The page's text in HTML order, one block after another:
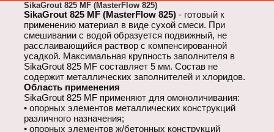
SikaGrout 825 MF (MasterFlow 825)
SikaGrout 825 MF (MasterFlow 825) - готовый к
применению материал в виде сухой смеси. При
смешивании с водой образуется подвижный, не
расслаивающийся раствор c компенсированной
усадкой. Максимальная крупность заполнителя в
SikaGrout 825 MF составляет 5 мм. Состав не
содержит металлических заполнителей и хлоридов.
Область применения
SikaGrout 825 MF применяют для омоноличивания:
опорных элементов металлических конструкций
различного назначения;
опорных элементов ж/бетонных конструкций